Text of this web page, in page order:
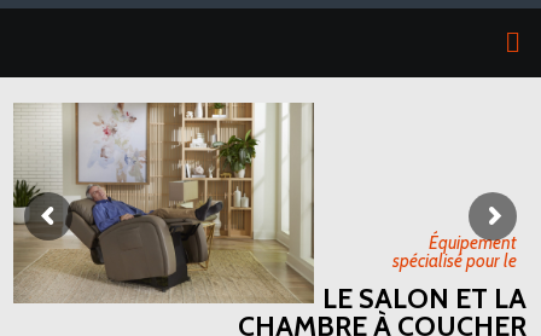
Équipement
spécialisé pour le
LE SALON ET LA
CHAMBRE À COUCHER